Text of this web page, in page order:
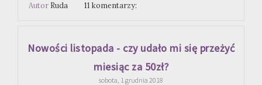
Autor Ruda 11 komentarzy:
Nowości listopada - czy udało mi się przeżyć
miesiąc za 50zł?
sobota, 1 grudnia 2018